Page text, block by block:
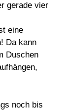
gerade vier
eine
Da kann
Duschen
noch bis